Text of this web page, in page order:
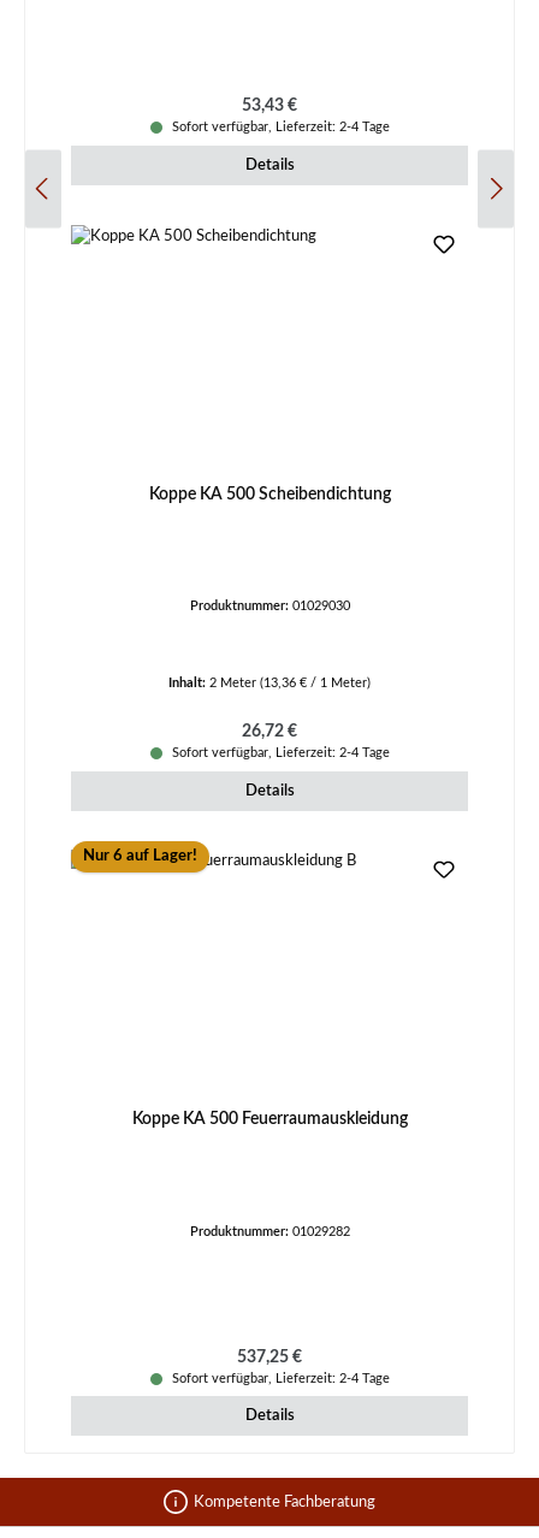
Regulärer Preis:
53,43 €
Sofort verfügbar, Lieferzeit: 2-4 Tage
Details
Koppe KA 500 Scheibendichtung
Produktnummer: 01029030
Inhalt: 2 Meter (13,36 € / 1 Meter)
Regulärer Preis:
26,72 €
Sofort verfügbar, Lieferzeit: 2-4 Tage
Details
Nur 6 auf Lager!
Koppe KA 500 Feuerraumauskleidung
Produktnummer: 01029282
Regulärer Preis:
537,25 €
Sofort verfügbar, Lieferzeit: 2-4 Tage
Details
Kompetente Fachberatung